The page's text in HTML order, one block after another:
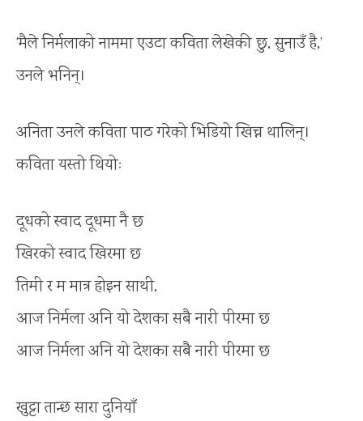
‘मैले निर्मलाको नाममा एउटा कविता लेखेकी छु, सुनाउँ है,’
उनले भनिन्।
अनिता उनले कविता पाठ गरेको भिडियो खिच्न थालिन्।
कविता यस्तो थियोः
दूधको स्वाद दूधमा नै छ
खिरको स्वाद खिरमा छ
तिमी र म मात्र होइन साथी,
आज निर्मला अनि यो देशका सबै नारी पीरमा छ
आज निर्मला अनि यो देशका सबै नारी पीरमा छ
खुट्टा तान्छ सारा दुनियाँ